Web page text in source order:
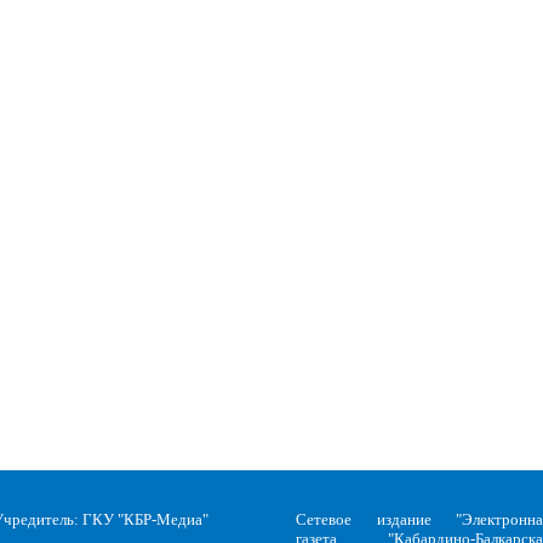
ГКУ "КБР-Медиа"
Сетевое издание
газета "Кабардино-